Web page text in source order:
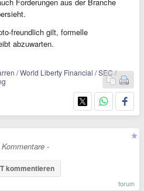
freundlich gilt, formelle
abzuwarten.
/ World Liberty Financial / SEC /
-
kommentieren
forum